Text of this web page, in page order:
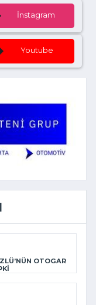
İnstagram
Youtube
OTOGAR